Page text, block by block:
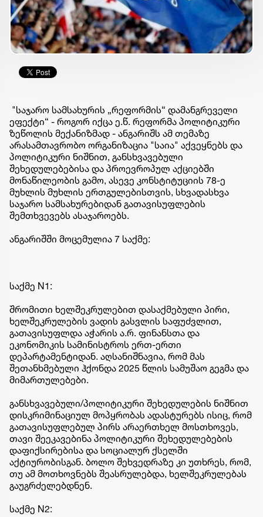
"საჯარო სამსახურის „რეფორმის“ დამანგრეველი
ეფექტი“ - როგორ იქცა ე.წ. რეფორმა პოლიტიკური
ზეწოლის მექანიზმად - ანგარიშს ამ თემაზე
არასამთავრობო ორგანიზაცია "საია" აქვეყნებს და
პოლიტიკური ნიშნით, განსხვავებული
შეხედულებებისა და პროევროპულ აქციებში
მონაწილეობის გამო, ასევე კონსტიტუციის 78-ე
მუხლის მუხლის ერთგულებისთვის, სხვადასხვა
საჯარო სამსახურებიდან გათავისუფლების
შემთხვევებს ასაჯაროებს.
ანგარიშში მოცემულია 7 საქმე:
საქმე N1:
შრომითი ხელშეკრულებით დასაქმებული პირი,
ხელშეკრულების ვადის გასვლის საფუძვლით,
გათავისუფლდა აჭარის ა.რ. ფინანსთა და
ეკონომიკის სამინისტროს ერთ-ერთი
დეპარტამენტიდან. აღსანიშნავია, რომ მას
შეთანხმებული ჰქონდა 2025 წლის სამუშაო გეგმა და
მიმართულებები.
განსხვავებული/პოლიტიკური შეხედულების ნიშნით
დისკრიმინაციულ მოპყრობას ადასტურებს ისიც, რომ
გათავისუფლებულ პირს არაერთხელ მოსთხოვეს,
თავი შეეკავებინა პოლიტიკური შეხედულებების
დაფიქსირებისა და სოციალურ ქსელში
აქტიურობისგან. ბოლო შეხვედრაზე კი უთხრეს, რომ,
თუ ამ მოთხოვნებს შეასრულებდა, ხელშეკრულებას
გაუგრძელებდნენ.
საქმე N2: